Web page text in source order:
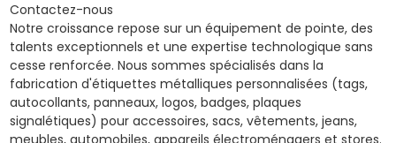
Contactez-nous
Notre croissance repose sur un équipement de pointe, des
talents exceptionnels et une expertise technologique sans
cesse renforcée. Nous sommes spécialisés dans la
fabrication d'étiquettes métalliques personnalisées (tags,
autocollants, panneaux, logos, badges, plaques
signalétiques) pour accessoires, sacs, vêtements, jeans,